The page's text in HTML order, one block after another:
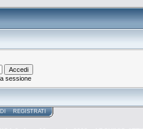
sessione
REGISTRATI